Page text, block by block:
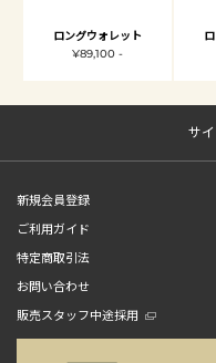
ロングウォレット
¥89,100 -
サ
新規会員登録
ご利用ガイド
特定商取引法
お問い合わせ
販売スタッフ中途採用